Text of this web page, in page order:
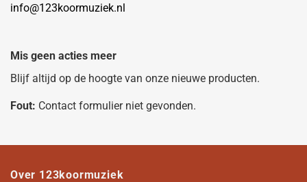
info@123koormuziek.nl
Mis geen acties meer
Blijf altijd op de hoogte van onze nieuwe producten.
Fout: Contact formulier niet gevonden.
Over 123koormuziek